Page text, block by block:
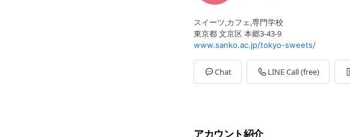
スイーツ,カフェ,専門学校
東京都 文京区 本郷3-43-9
www.sanko.ac.jp/tokyo-sweets/
Chat LINE Call (free)
アカウント紹介